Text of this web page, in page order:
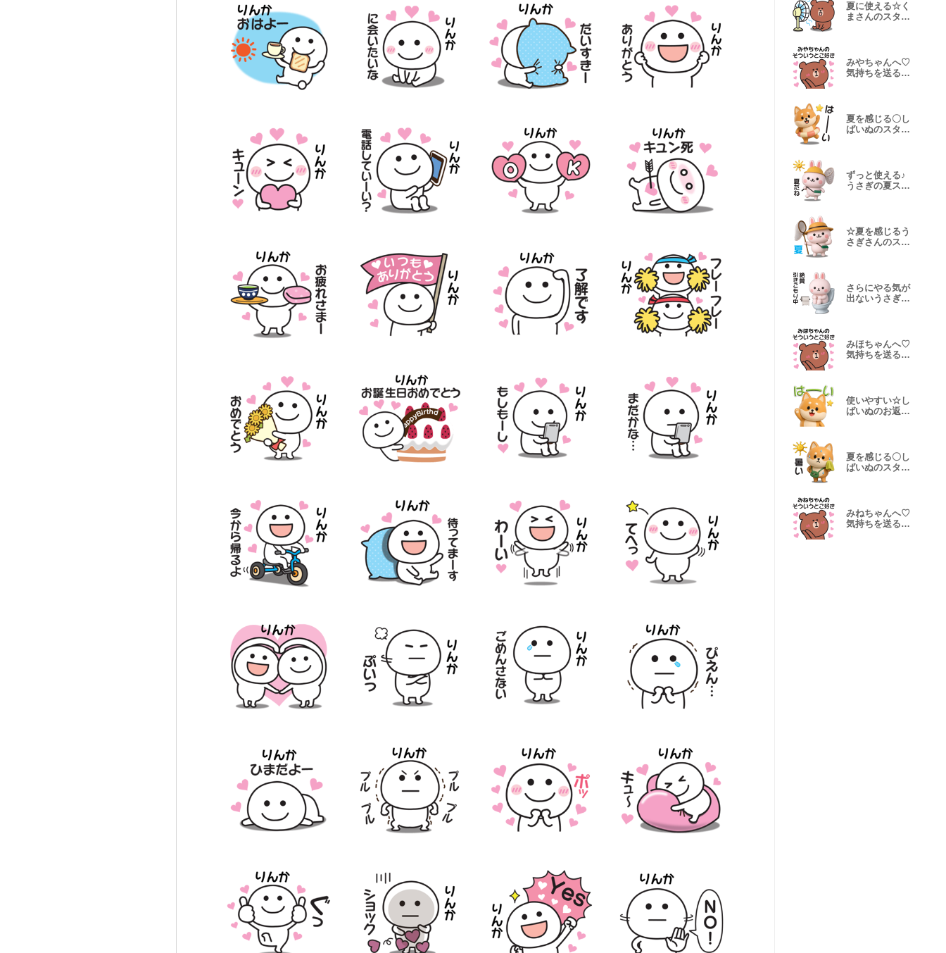
夏に使える☆く
まさんのスタン
みやちゃんへ♡
気持ちを送るス
夏を感じる〇し
ばいぬのスタン
ずっと使える♪
うさぎの夏スタ
☆夏を感じるう
さぎさんのスタ
さらにやる気が
出ないうさぎの
みほちゃんへ♡
気持ちを送るス
使いやすい☆し
ばいぬのお返事
夏を感じる〇し
ばいぬのスタン
みねちゃんへ♡
気持ちを送るス